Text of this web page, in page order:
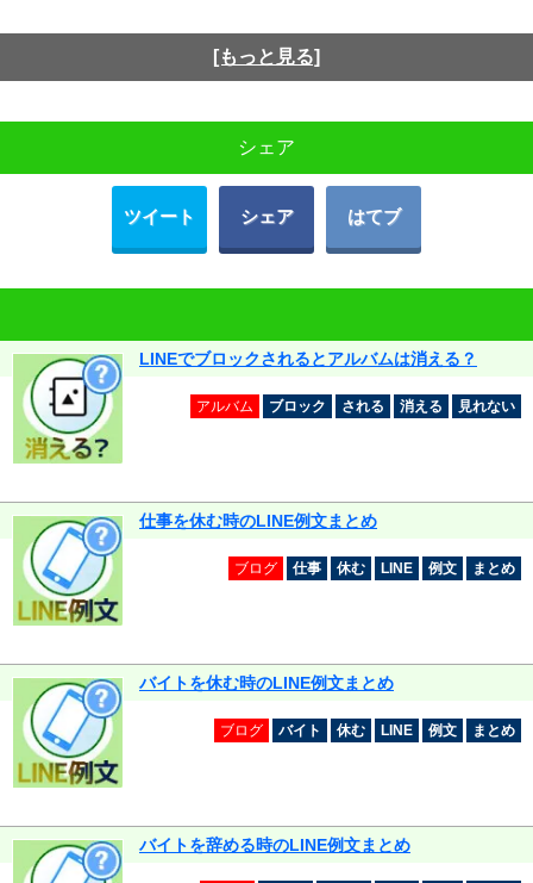
[もっと見る]
シェア
ツイート シェア はてブ
LINEでブロックされるとアルバムは消える？
アルバム ブロック される 消える 見れない
仕事を休む時のLINE例文まとめ
ブログ 仕事 休む LINE 例文 まとめ
バイトを休む時のLINE例文まとめ
ブログ バイト 休む LINE 例文 まとめ
バイトを辞める時のLINE例文まとめ